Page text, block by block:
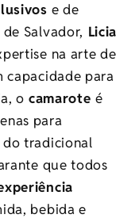
e de
Salvador, Licia
na arte de
capacidade para
o camarote é
para
do tradicional
que todos
bebida e